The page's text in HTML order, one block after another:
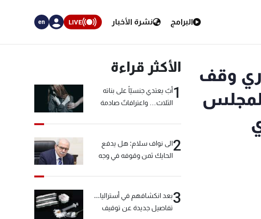
البرامج نشرة الأخبار LIVE
en
وقف
الأكثر قراءة
1أبٌ يعتدي جنسيّاً على بناته
الثلاث… واعترافاتٌ صادمة
2الى نواف سلام: هل يدفع
الحايك ثمن وقوفه في وجه
3بعد انكشافهم في أستراليا...
تفاصيل جديدة عن توقيف